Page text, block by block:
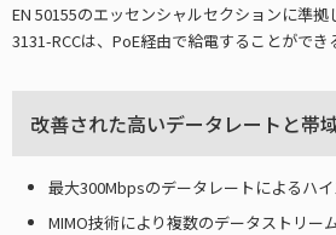
EN 50155のエッセンシャルセクションに準拠
3131-RCCは、PoE経由で給電することができ
改善された高いデータレートと帯
最大300Mbpsのデータレートによるハ
MIMO技術により複数のデータストリー